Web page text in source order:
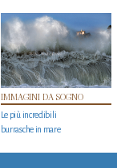
IMMAGINI DA SOGNO
Le più incredibili
burrasche in mare